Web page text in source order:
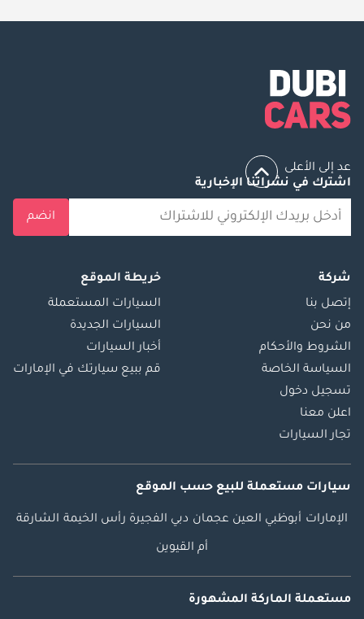
عد إلى الأعلى
اشترك في نشراتنا الإخبارية
انضم
شركة
إتصل بنا
من نحن
الشروط والأحكام
السياسة الخاصة
تسجيل دخول
اعلن معنا
تجار السيارات
خريطة الموقع
السيارات المستعملة
السيارات الجديدة
أخبار السيارات
قم ببيع سيارتك في الإمارات
سيارات مستعملة للبيع حسب الموقع
الإمارات أبوظبي العين عجمان دبي الفجيرة رأس الخيمة الشارقة
أم القيوين
مستعملة الماركة المشهورة